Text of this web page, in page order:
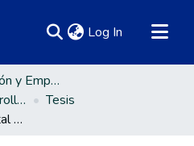
Log In (current)
Facultad de Gestión y Emprendimiento Empresarial
Gestión Pública y Desarrollo Social
Tesis
La ejecución presupuestal y su incidencia en el logro de metas y objetivos de la Municipalidad Provincial de San Román periodo, 2020-2021